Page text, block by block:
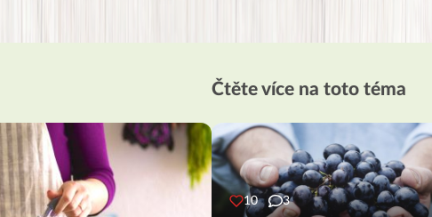
Čtěte více na toto téma
10 3